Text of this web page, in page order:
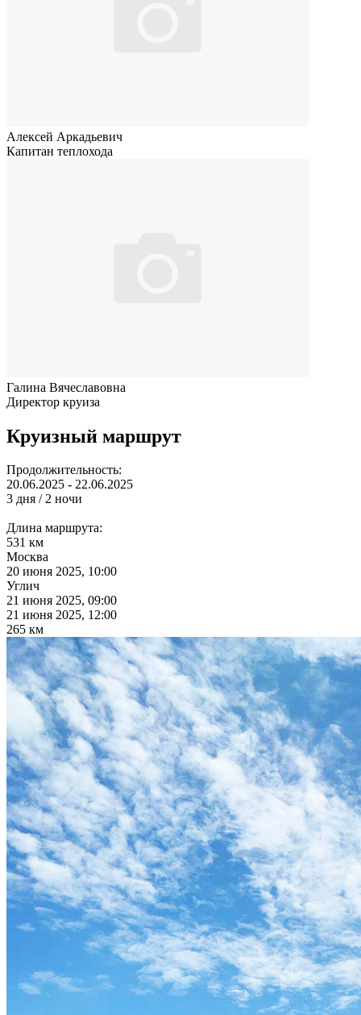
Алексей Аркадьевич
Капитан теплохода
Галина Вячеславовна
Директор круиза
Круизный маршрут
Продолжительность:
20.06.2025 - 22.06.2025
3 дня / 2 ночи
Длина маршрута:
531 км
Москва
20 июня 2025, 10:00
Углич
21 июня 2025, 09:00
21 июня 2025, 12:00
265 км